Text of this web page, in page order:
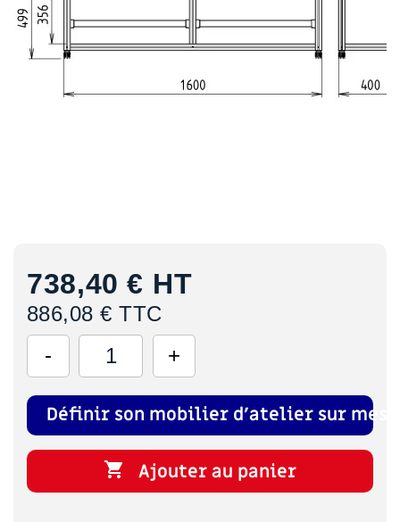
738,40 € HT
886,08 € TTC
Définir son mobilier d'atelier sur
 Ajouter au panier